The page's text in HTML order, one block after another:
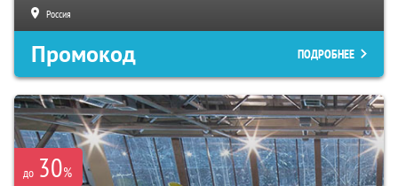
Россия
Промокод ПОДРОБНЕЕ
до 30%